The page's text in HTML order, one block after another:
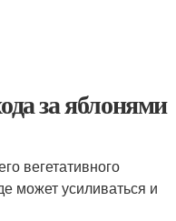
за яблонями
вегетативного
может усиливаться и